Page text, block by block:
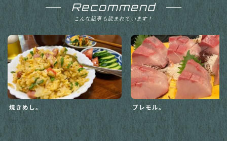
Follow Me
Recommend
こんな記事も読まれています！
焼きめし。
2023.06.27
プレモル。
2023.12.31